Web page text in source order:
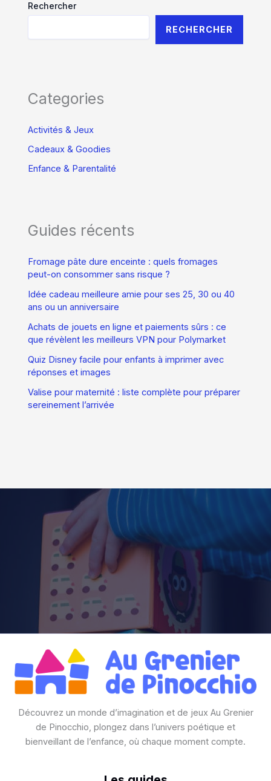
Rechercher
RECHERCHER
Categories
Activités & Jeux
Cadeaux & Goodies
Enfance & Parentalité
Guides récents
Fromage pâte dure enceinte : quels fromages
peut-on consommer sans risque ?
Idée cadeau meilleure amie pour ses 25, 30 ou 40
ans ou un anniversaire
Achats de jouets en ligne et paiements sûrs : ce
que révèlent les meilleurs VPN pour Polymarket
Quiz Disney facile pour enfants à imprimer avec
réponses et images
Valise pour maternité : liste complète pour préparer
sereinement l’arrivée
Découvrez un monde d’imagination et de jeux Au Grenier
de Pinocchio, plongez dans l’univers poétique et
bienveillant de l’enfance, où chaque moment compte.